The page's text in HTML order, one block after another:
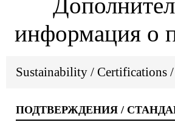
информация о
Sustainability / Certifications
ПОДТВЕРЖДЕНИЯ /